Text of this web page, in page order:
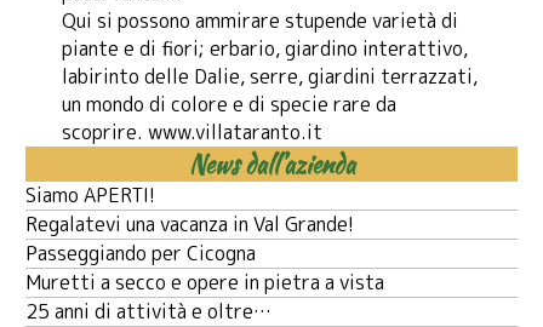
Qui si possono ammirare stupende varietà di
piante e di fiori; erbario, giardino interattivo,
labirinto delle Dalie, serre, giardini terrazzati,
un mondo di colore e di specie rare da
scoprire. www.villataranto.it
News dall’azienda
Siamo APERTI!
Regalatevi una vacanza in Val Grande!
Passeggiando per Cicogna
Muretti a secco e opere in pietra a vista
25 anni di attività e oltre…